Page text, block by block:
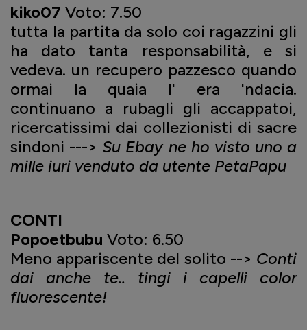
kiko07 Voto: 7.50
tutta la partita da solo coi ragazzini gli
ha dato tanta responsabilità, e si
vedeva. un recupero pazzesco quando
ormai la quaia l' era 'ndacia.
continuano a rubagli gli accappatoi,
ricercatissimi dai collezionisti di sacre
sindoni ---> Su Ebay ne ho visto uno a
mille iuri venduto da utente PetaPapu
CONTI
Popoetbubu Voto: 6.50
Meno appariscente del solito --> Conti
dai anche te.. tingi i capelli color
fluorescente!